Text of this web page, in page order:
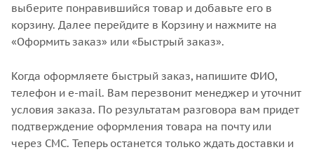
выберите понравившийся товар и добавьте его в
корзину. Далее перейдите в Корзину и нажмите на
«Оформить заказ» или «Быстрый заказ».
Когда оформляете быстрый заказ, напишите ФИО,
телефон и e-mail. Вам перезвонит менеджер и уточнит
условия заказа. По результатам разговора вам придет
подтверждение оформления товара на почту или
через СМС. Теперь останется только ждать доставки и